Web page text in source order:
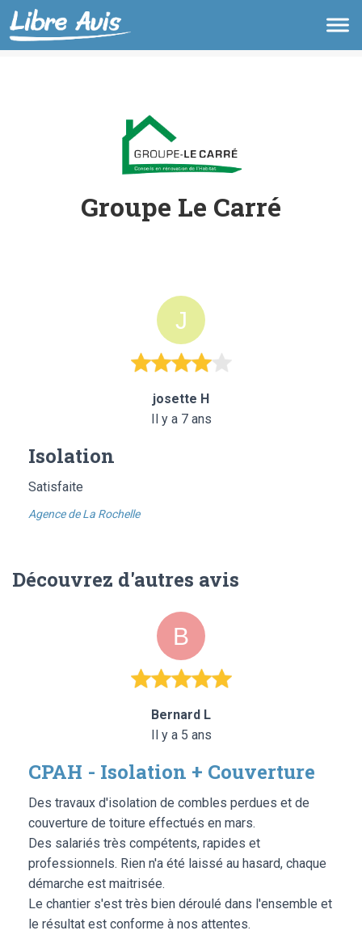
Groupe Le Carré
josette H
Il y a 7 ans
Isolation
Satisfaite
Agence de La Rochelle
Découvrez d'autres avis
Bernard L
Il y a 5 ans
CPAH - Isolation + Couverture
Des travaux d'isolation de combles perdues et de
couverture de toiture effectués en mars.
Des salariés très compétents, rapides et
professionnels. Rien n'a été laissé au hasard, chaque
démarche est maitrisée.
Le chantier s'est très bien déroulé dans l'ensemble et
le résultat est conforme à nos attentes.